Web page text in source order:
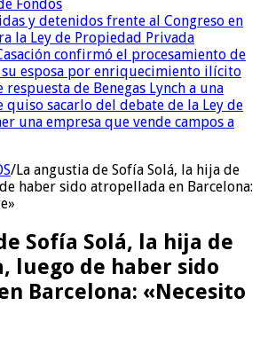
Fondos
y detenidos frente al Congreso en
la Ley de Propiedad Privada
confirmó el procesamiento de
su esposa por enriquecimiento ilícito
respuesta de Benegas Lynch a una
quiso sacarlo del debate de la Ley de
una empresa que vende campos a
/La angustia de Sofía Solá, la hija de
haber sido atropellada en Barcelona:
Sofía Solá, la hija de
luego de haber sido
Barcelona: «Necesito